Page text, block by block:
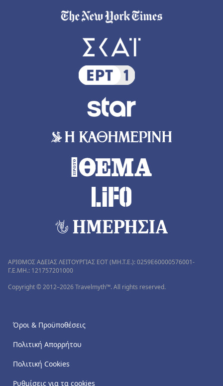
ΑΡΙΘΜΟΣ ΑΔΕΙΑΣ ΛΕΙΤΟΥΡΓΙΑΣ ΕΟΤ (MH.T.E.): 0259Ε60000576001-
Γ.Ε.ΜΗ.: 121757201000
Copyright © 2012–2026 Travelmyth™. All rights reserved.
Όροι & Προϋποθέσεις
Πολιτική Απορρήτου
Πολιτική Cookies
Ρυθμίσεις για τα cookies